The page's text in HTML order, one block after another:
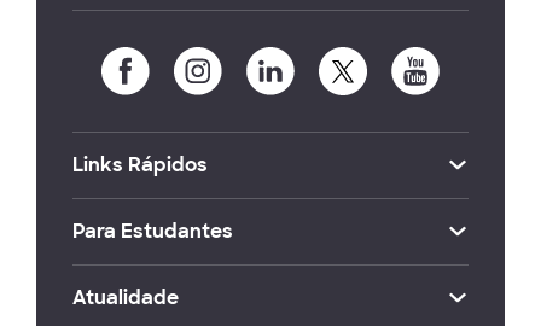
Links Rápidos
Para Estudantes
Atualidade